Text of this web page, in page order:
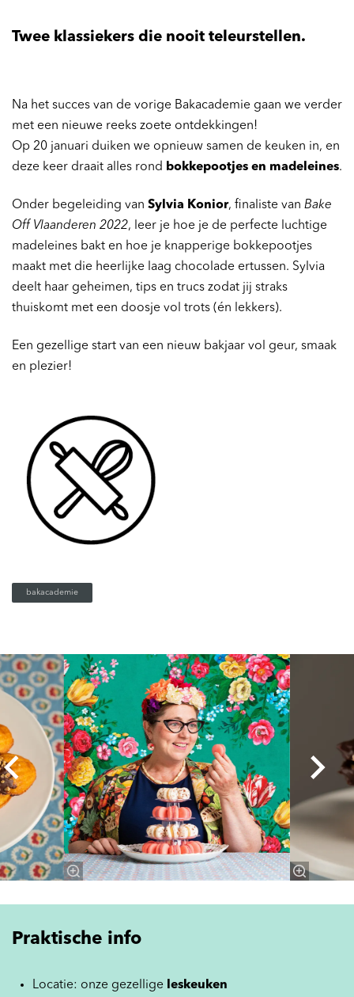
Twee klassiekers die nooit teleurstellen.
Na het succes van de vorige Bakacademie gaan we verder
met een nieuwe reeks zoete ontdekkingen!
Op 20 januari duiken we opnieuw samen de keuken in, en
deze keer draait alles rond bokkepootjes en madeleines.
Onder begeleiding van Sylvia Konior, finaliste van Bake
Off Vlaanderen 2022, leer je hoe je de perfecte luchtige
madeleines bakt en hoe je knapperige bokkepootjes
maakt met die heerlijke laag chocolade ertussen. Sylvia
deelt haar geheimen, tips en trucs zodat jij straks
thuiskomt met een doosje vol trots (én lekkers).
Een gezellige start van een nieuw bakjaar vol geur, smaak
en plezier!
bakacademie
Overslaan
Praktische info
Locatie: onze gezellige leskeuken